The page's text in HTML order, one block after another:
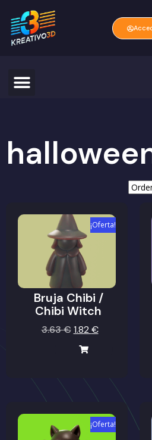
¡Oferta!
Bruja Chibi /
Chibi Witch
3.63€ 1.82 €
¡Oferta!